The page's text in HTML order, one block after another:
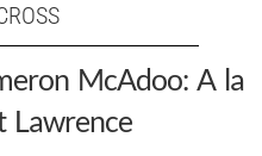
McAdoo: A la
Lawrence